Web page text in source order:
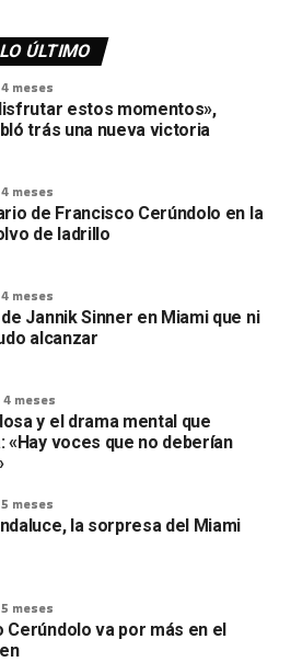
LO ÚLTIMO
meses
estos momentos»,
trás una nueva victoria
meses
de Francisco Cerúndolo en la
de ladrillo
meses
Jannik Sinner en Miami que ni
alcanzar
4 meses
y el drama mental que
«Hay voces que no deberían
meses
la sorpresa del Miami
meses
Cerúndolo va por más en el